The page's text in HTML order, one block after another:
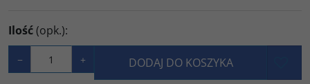
Ilość(opk.):
− + DODAJ DO KOSZYKA